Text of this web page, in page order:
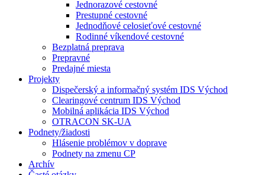
Jednorazové cestovné
Prestupné cestovné
Jednodňové celosieťové cestovné
Rodinné víkendové cestovné
Bezplatná preprava
Prepravné
Predajné miesta
Projekty
Dispečerský a informačný systém IDS Východ
Clearingové centrum IDS Východ
Mobilná aplikácia IDS Východ
OTRACON SK-UA
Podnety/žiadosti
Hlásenie problémov v doprave
Podnety na zmenu CP
Archív